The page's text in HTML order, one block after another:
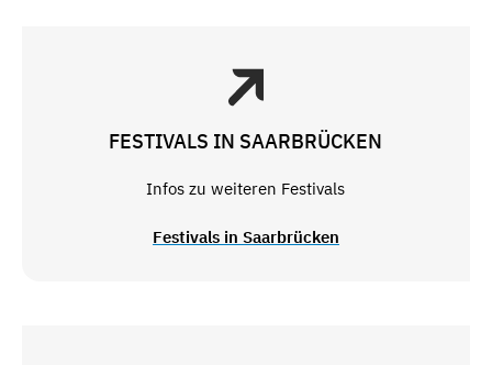
FESTIVALS IN SAARBRÜCKEN
Infos zu weiteren Festivals
Festivals in Saarbrücken